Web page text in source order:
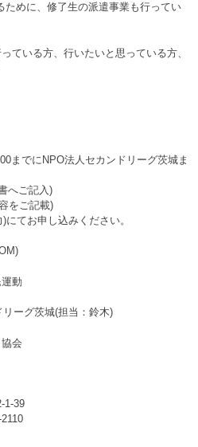
めに、修了生の派遣事業も行ってい
ている方、行いたいと思っている方、
までにNPO法人セカンドリーグ茨城ま
ご記入)
ご記載)
お申し込みください。
動
ーグ茨城(担当：鈴木)
会
1-39